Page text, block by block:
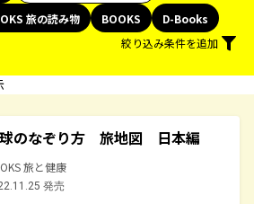
旅の読み物 BOOKS
D-Books
絞り込み条件を追加
のなぞり方 旅地図 日本編
旅と健康
発売